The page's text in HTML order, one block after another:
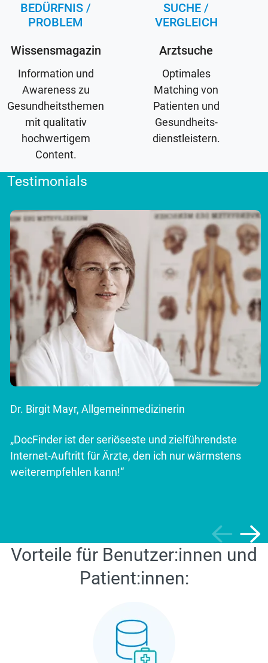
BEDÜRFNIS /
PROBLEM
SUCHE /
VERGLEICH
Wissensmagazin
Information und
Awareness zu
Gesundheitsthemen
mit qualitativ
hochwertigem
Content.
Arztsuche
Optimales
Matching von
Patienten und
Gesundheits-
dienstleistern.
Testimonials
Dr. Birgit Mayr, Allgemeinmedizinerin
„DocFinder ist der seriöseste und zielführendste
Internet-Auftritt für Ärzte, den ich nur wärmstens
weiterempfehlen kann!“
Vorteile für Benutzer:innen und
Patient:innen: